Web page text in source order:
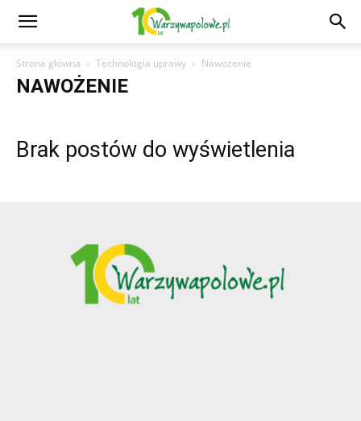
Strona główna Technologia uprawy Nawożenie
NAWOŻENIE
Brak postów do wyświetlenia